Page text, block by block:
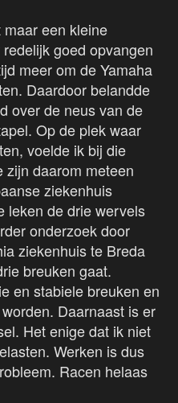
maar een kleine
goed opvangen
meer om de Yamaha
Daardoor belandde
over de neus van de
Op de plek waar
voelde ik bij die
zijn daarom meteen
ziekenhuis
leken de drie wervels
onderzoek door
ziekenhuis te Breda
breuken gaat.
en stabiele breuken en
Daarnaast is er
Het enige dat ik niet
Werken is dus
Racen helaas